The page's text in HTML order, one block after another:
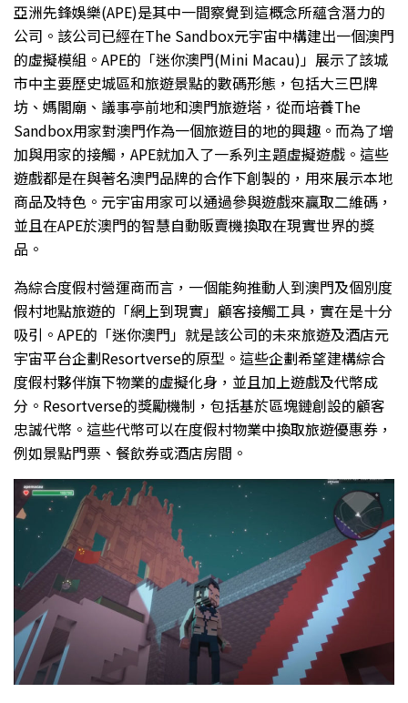
亞洲先鋒娛樂(APE)是其中一間察覺到這概念所蘊含潛力的
公司。該公司已經在The Sandbox元宇宙中構建出一個澳門
的虛擬模組。APE的「迷你澳門(Mini Macau)」展示了該城
市中主要歷史城區和旅遊景點的數碼形態，包括大三巴牌
坊、媽閣廟、議事亭前地和澳門旅遊塔，從而培養The
Sandbox用家對澳門作為一個旅遊目的地的興趣。而為了增
加與用家的接觸，APE就加入了一系列主題虛擬遊戲。這些
遊戲都是在與著名澳門品牌的合作下創製的，用來展示本地
商品及特色。元宇宙用家可以通過參與遊戲來贏取二維碼，
並且在APE於澳門的智慧自動販賣機換取在現實世界的獎
品。
為綜合度假村營運商而言，一個能夠推動人到澳門及個別度
假村地點旅遊的「網上到現實」顧客接觸工具，實在是十分
吸引。APE的「迷你澳門」就是該公司的未來旅遊及酒店元
宇宙平台企劃Resortverse的原型。這些企劃希望建構綜合
度假村夥伴旗下物業的虛擬化身，並且加上遊戲及代幣成
分。Resortverse的獎勵機制，包括基於區塊鏈創設的顧客
忠誠代幣。這些代幣可以在度假村物業中換取旅遊優惠券，
例如景點門票、餐飲券或酒店房間。